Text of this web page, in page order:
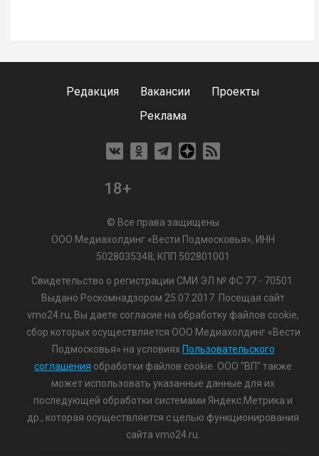
Редакция Вакансии
Проекты
Реклама
18+
© Все права защищены
ООО Медиахолдинг «Вести Подмосковья», ИНН
5028035348; КПП 502801001
Свидетельство о регистрации СМИ ЭЛ № ФС 77 - 70501.
Выдано Роскомнадзором 25.07.2017. Посещая сайт
vmo24.ru, Вы даете согласие на обработку файлов cookie,
сбор которых осуществляется ООО Медиахолдинг «Вести
Подмосковья» на условиях Пользовательского
соглашения обработки файлов cookie. ООО "ВП" также
может использовать указанные данные для их
последующей обработки системами Яндекс.Метрика и
др., которая осуществляется с целью функционирования
сайта vmo24.ru.